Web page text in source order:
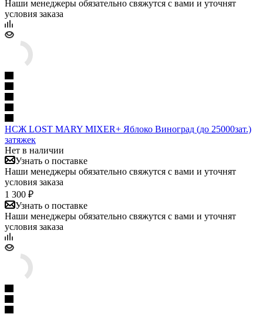
Наши менеджеры обязательно свяжутся с вами и уточнят
условия заказа
НСЖ LOST MARY MIXER+ Яблоко Виноград (до 25000зат.)
затяжек
Нет в наличии
Узнать о поставке
Наши менеджеры обязательно свяжутся с вами и уточнят
условия заказа
1 300 ₽
Узнать о поставке
Наши менеджеры обязательно свяжутся с вами и уточнят
условия заказа